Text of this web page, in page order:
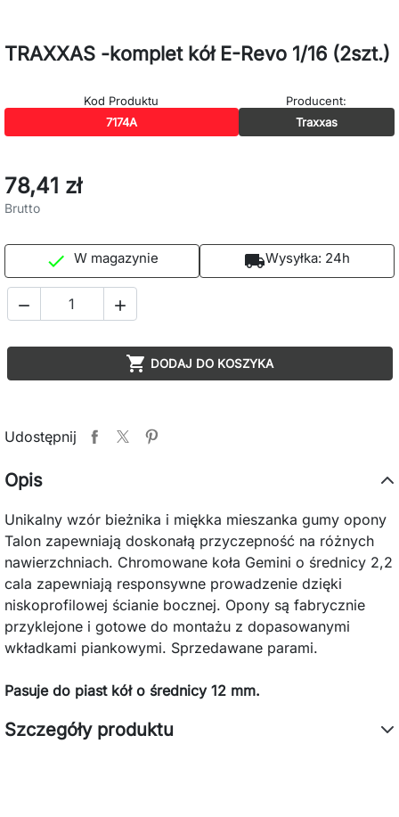
TRAXXAS -komplet kół E-Revo 1/16 (2szt.)
Kod Produktu
7174A
Producent:
Traxxas
78,41 zł
Brutto
 W magazynie local_shippingWysyłka: 24h
 
 DODAJ DO KOSZYKA
Udostępnij
Opis
Unikalny wzór bieżnika i miękka mieszanka gumy opony
Talon zapewniają doskonałą przyczepność na różnych
nawierzchniach. Chromowane koła Gemini o średnicy 2,2
cala zapewniają responsywne prowadzenie dzięki
niskoprofilowej ścianie bocznej. Opony są fabrycznie
przyklejone i gotowe do montażu z dopasowanymi
wkładkami piankowymi. Sprzedawane parami.
Pasuje do piast kół o średnicy 12 mm.
Szczegóły produktu